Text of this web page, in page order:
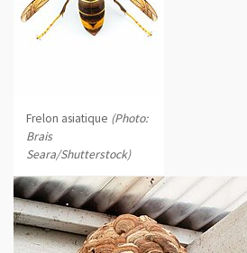
Frelon asiatique (Photo:
Brais
Seara/Shutterstock)